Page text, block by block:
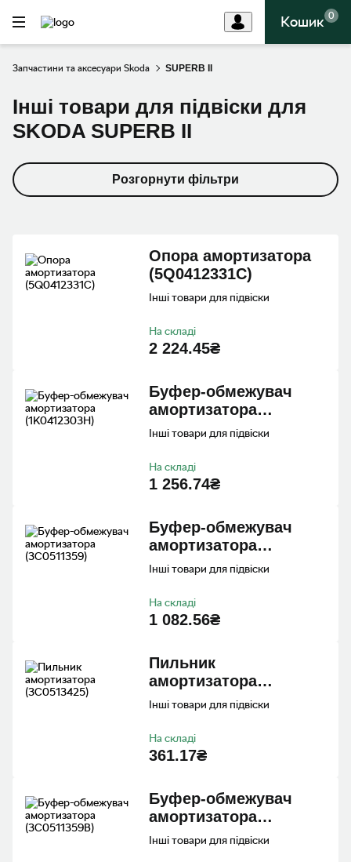
Кошик 0
Запчастини та аксесуари Skoda SUPERB II
Інші товари для підвіски для
SKODA SUPERB II
Розгорнути фільтри
Опора амортизатора
(5Q0412331C)
Інші товари для підвіски
2 224.45₴
На складі
Буфер-обмежувач
амортизатора
(1K0412303H)
Інші товари для підвіски
1 256.74₴
На складі
Буфер-обмежувач
амортизатора
(3C0511359)
Інші товари для підвіски
1 082.56₴
На складі
Пильник
амортизатора
(3C0513425)
Інші товари для підвіски
361.17₴
На складі
Буфер-обмежувач
амортизатора
(3C0511359B)
Інші товари для підвіски